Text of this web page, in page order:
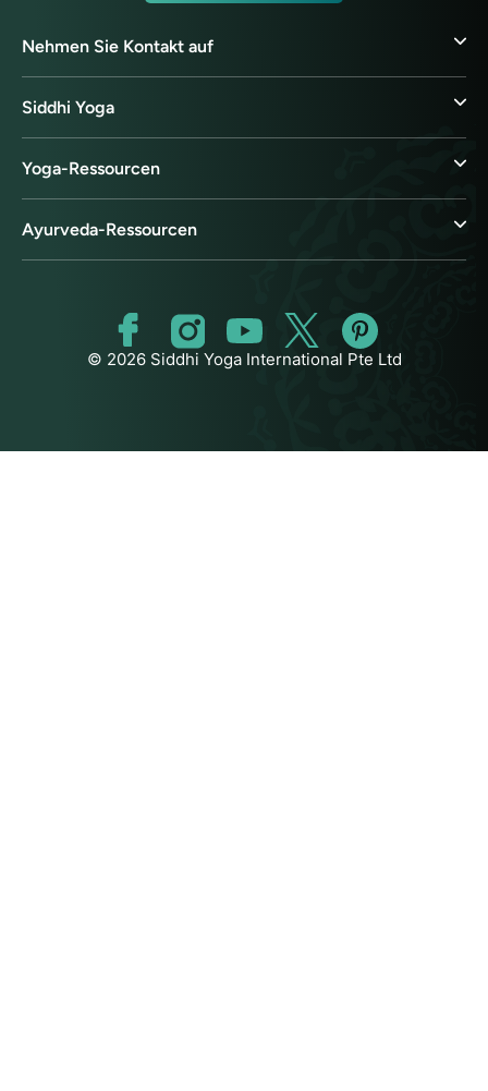
Nehmen Sie Kontakt auf
Siddhi Yoga
Yoga-Ressourcen
Ayurveda-Ressourcen
© 2026 Siddhi Yoga International Pte Ltd